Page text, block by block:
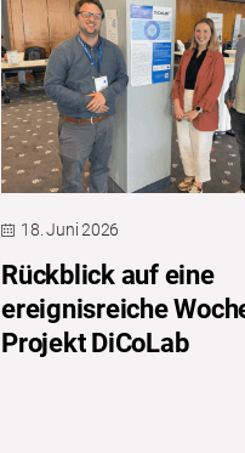
18. Juni 2026
Rückblick auf eine
ereignisreiche
Projekt DiCoLab